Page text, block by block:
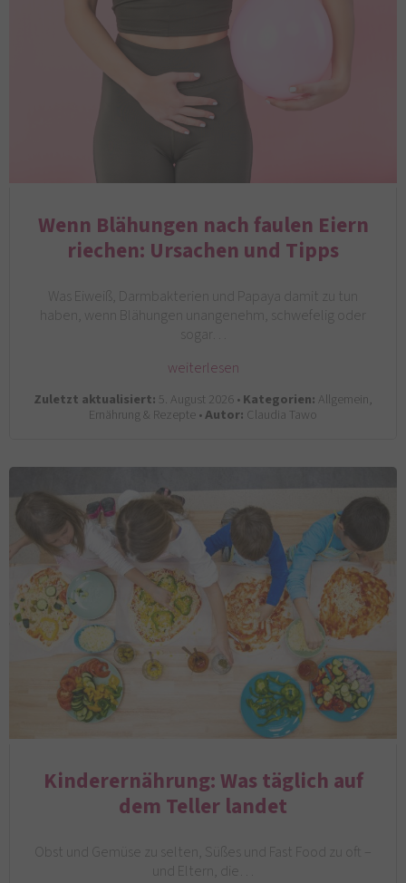
Wenn Blähungen nach faulen Eiern
riechen: Ursachen und Tipps
Was Eiweiß, Darmbakterien und Papaya damit zu tun
haben, wenn Blähungen unangenehm, schwefelig oder
sogar…
weiterlesen
Zuletzt aktualisiert: 5. August 2026 •Kategorien: Allgemein,
Ernährung & Rezepte •Autor: Claudia Tawo
Kinderernährung: Was täglich auf
dem Teller landet
Obst und Gemüse zu selten, Süßes und Fast Food zu oft –
und Eltern, die…